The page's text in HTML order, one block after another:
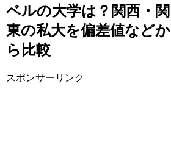
ベルの大学は？関西・関
東の私大を偏差値などか
ら比較
スポンサーリンク